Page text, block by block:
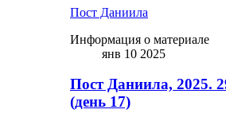
Пост Даниила
Информация о материале
янв 10 2025
Пост Даниила, 2025.
(день 17)